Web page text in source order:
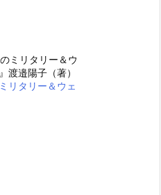
リタリー＆ウェ